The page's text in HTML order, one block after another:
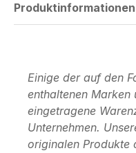
Produktinformationen
Einige der auf den
enthaltenen
eingetragene
Unternehmen.
originalen Produkte